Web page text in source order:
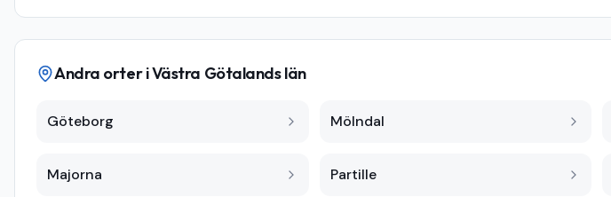
Andra orter iVästra Götalands län
Göteborg Mölndal
Majorna Partille